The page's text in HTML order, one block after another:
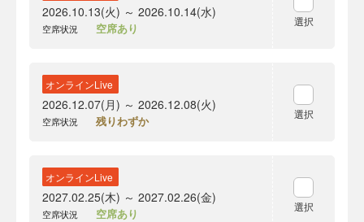
2026.10.13(火) ～ 2026.10.14(水)
空席状況 空席あり 選択
オンラインLive
2026.12.07(月) ～ 2026.12.08(火)
空席状況 残りわずか 選択
オンラインLive
2027.02.25(木) ～ 2027.02.26(金)
空席状況 空席あり 選択